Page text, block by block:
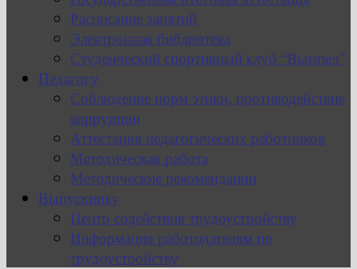
Расписание занятий
Электронная библиотека
Студенческий спортивный клуб “Вымпел”
Педагогу
Соблюдение норм этики, противодействие
коррупции
Аттестация педагогических работников
Методическая работа
Методические рекомендации
Выпускнику
Центр содействия трудоустройству
Информация работодателям по
трудоустройству